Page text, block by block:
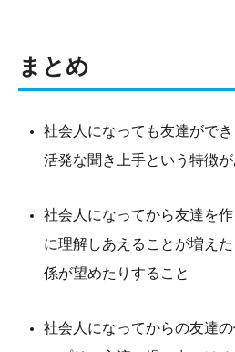
まとめ
社会人になっても友達がで
活発な聞き上手という特徴が
社会人になってから友達を
に理解しあえることが増え
係が望めたりすること
社会人になってからの友達